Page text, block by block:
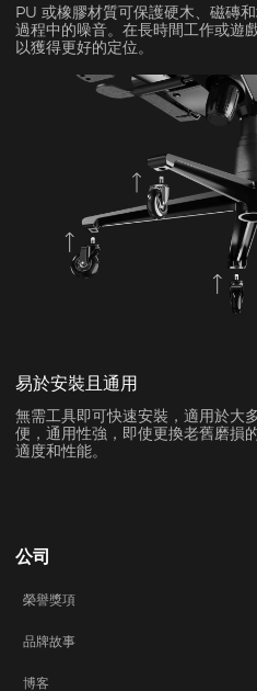
PU 或橡膠材質可保護硬木、磁磚
過程中的噪音。在長時間工作或遊
以獲得更好的定位。
易於安裝且通用
無需工具即可快速安裝，適用於大
便，通用性強，即使更換老舊磨損
適度和性能。
公司
榮譽獎項
品牌故事
博客